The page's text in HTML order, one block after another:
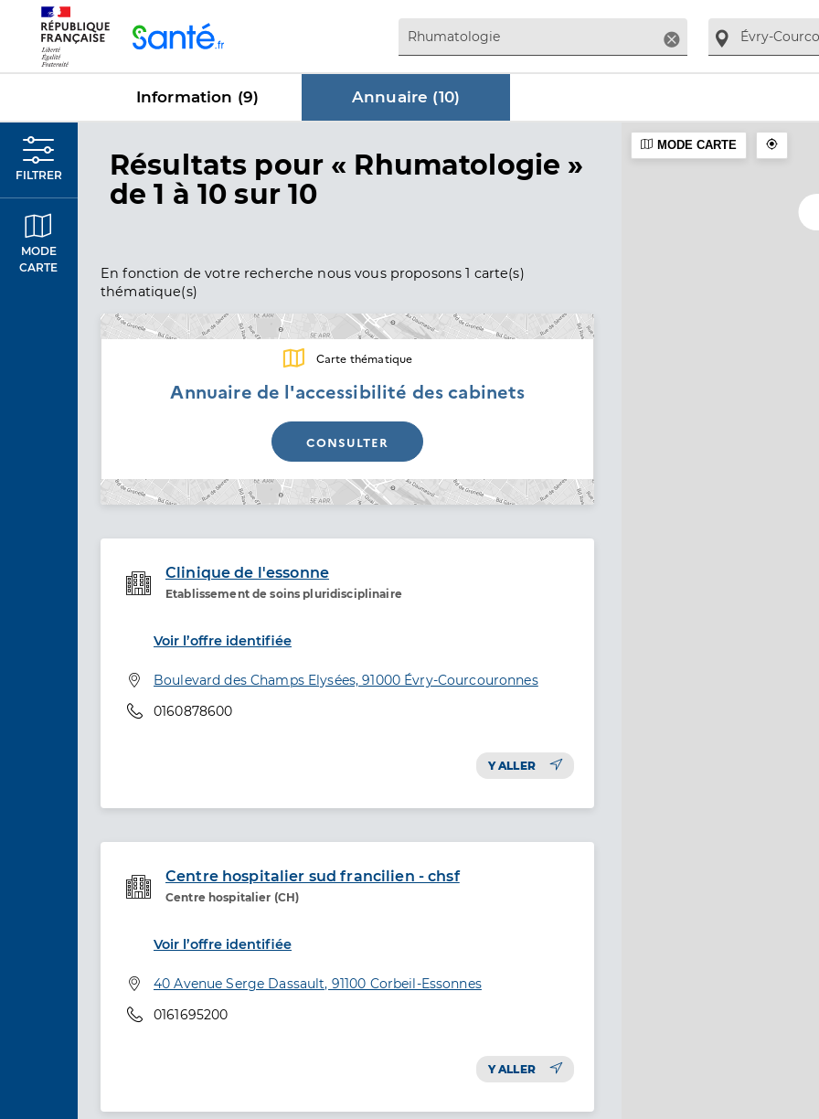
Supprimer
Information (9) Annuaire (10)
FILTRER
MODE
CARTE
Résultats dans Annuaire
pour « Rhumatologie »
de 1 à 10 sur 10
En fonction de votre recherche nous vous proposons 1 carte(s)
thématique(s)
Annuaire de l'accessibilité des cabinets
Carte thématique
CONSULTER
Clinique de l'essonne
Etablissement de soins pluridisciplinaire
Etablissement de soins
Voir l’offre identifiée
Adresse
Boulevard des Champs Elysées, 91000 Évry-Courcouronnes
Téléphone
0160878600
Y ALLER
Centre hospitalier sud francilien - chsf
Centre hospitalier (CH)
Etablissement de soins
Voir l’offre identifiée
Adresse
40 Avenue Serge Dassault, 91100 Corbeil-Essonnes
Téléphone
0161695200
Y ALLER
MODE CARTE
Panneau de gestion des cookies